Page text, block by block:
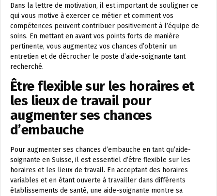
Dans la lettre de motivation, il est important de souligner ce
qui vous motive à exercer ce métier et comment vos
compétences peuvent contribuer positivement à l’équipe de
soins. En mettant en avant vos points forts de manière
pertinente, vous augmentez vos chances d’obtenir un
entretien et de décrocher le poste d’aide-soignante tant
recherché.
Être flexible sur les horaires et
les lieux de travail pour
augmenter ses chances
d’embauche
Pour augmenter ses chances d’embauche en tant qu’aide-
soignante en Suisse, il est essentiel d’être flexible sur les
horaires et les lieux de travail. En acceptant des horaires
variables et en étant ouverte à travailler dans différents
établissements de santé, une aide-soignante montre sa